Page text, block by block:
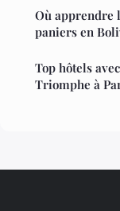
Où apprendre
paniers en
Top hôtels
Triomphe à